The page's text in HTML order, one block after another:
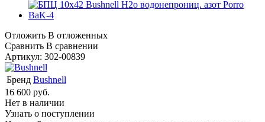
Отложить В отложенных
Сравнить В сравнении
Артикул: 302-00839
Бренд Bushnell
16 600 руб.
Нет в наличии
Узнать о поступлении